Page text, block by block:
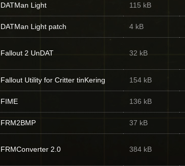
DATMan Light 115 kB
DATMan Light patch 4 kB
Fallout 2 UnDAT 32 kB
Fallout Utility for Critter tinKering 154 kB
FIME 136 kB
FRM2BMP 37 kB
FRMConverter 2.0 384 kB